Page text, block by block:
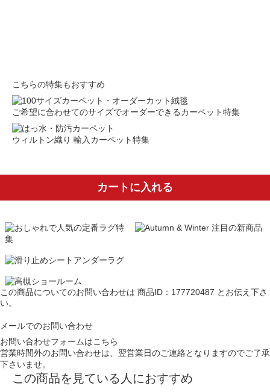
こちらの特集もおすすめ
ご希望に合わせてのサイズでオーダーできるカーペット特集
ウィルトン織り 輸入カーペット特集
カートに入れる
この商品についてのお問い合わせは 商品ID：177720487 とお伝え下さ
い。
メールでのお問い合わせ
お問い合わせフォームはこちら
営業時間外のお問い合わせは、翌営業日のご連絡となりますのでご了承
下さいませ。
この商品を見ている人におすすめ